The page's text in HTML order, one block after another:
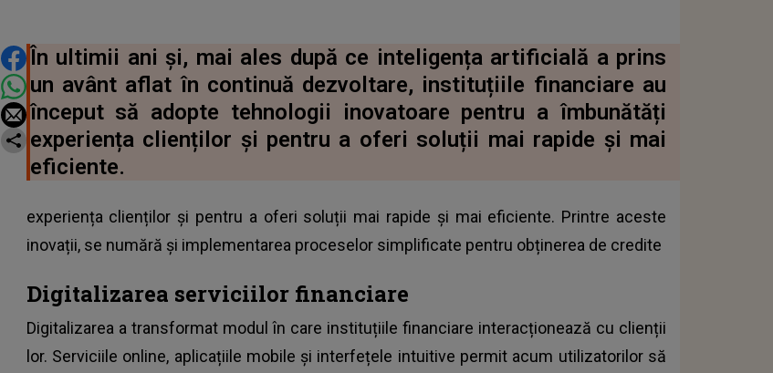
DISTRIBUIE ARTICOLUL
În ultimii ani și, mai ales după ce inteligența artificială a prins
un avânt aflat în continuă dezvoltare, instituțiile financiare au
început să adopte tehnologii inovatoare pentru a îmbunătăți
experiența clienților și pentru a oferi soluții mai rapide și mai
eficiente.
experiența clienților și pentru a oferi soluții mai rapide și mai eficiente. Printre aceste
inovații, se numără și implementarea proceselor simplificate pentru obținerea de credite
Digitalizarea serviciilor financiare
Digitalizarea a transformat modul în care instituțiile financiare interacționează cu clienții
lor. Serviciile online, aplicațiile mobile și interfețele intuitive permit acum utilizatorilor să